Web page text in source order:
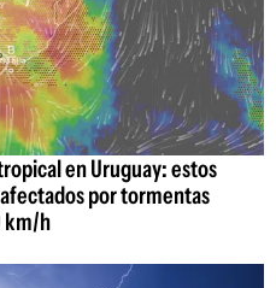
en Uruguay: estos
por tormentas
km/h